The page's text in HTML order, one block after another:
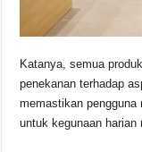
Katanya, semua
penekanan terhadap
memastikan pengguna
untuk kegunaan harian